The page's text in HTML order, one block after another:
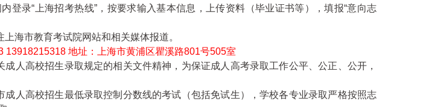
登录“上海招考热线”，按要求输入基本信息，上传资料（毕业证书等），填报“意向志
海市教育考试院网站和相关媒体报道。
地址：上海市黄浦区瞿溪路801号505室
人高校招生录取规定的相关文件精神，为保证成人高考录取工作公平、公正、公开，
成人高校招生最低录取控制分数线的考试（包括免试生），学校各专业录取严格按照志